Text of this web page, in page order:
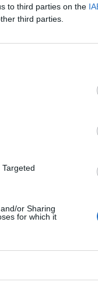
to third parties on the
third parties.
or Sharing
for which it
και ψυχαγωγικές
λεπτού
Χίο
δασών ο Ν.